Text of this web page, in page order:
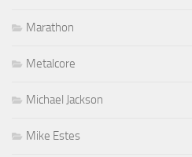
Marathon
Metalcore
Michael Jackson
Mike Estes